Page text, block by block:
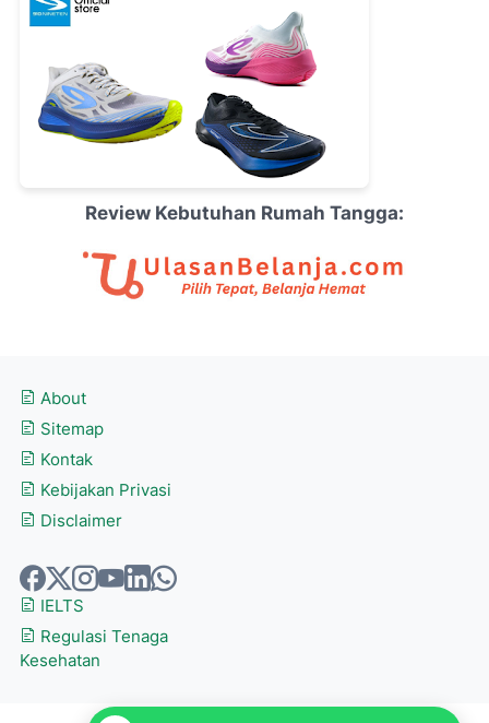
Review Kebutuhan Rumah Tangga:
About
Sitemap
Kontak
Kebijakan Privasi
Disclaimer
IELTS
Regulasi Tenaga
Kesehatan